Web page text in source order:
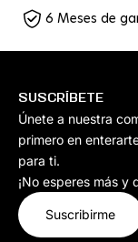
6 Meses de
SUSCRÍBETE
Únete a nuestra
primero en
para ti.
¡No esperes más y
Suscribirme